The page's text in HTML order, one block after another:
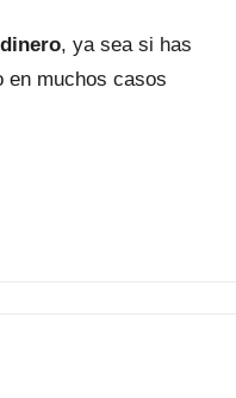
, ya sea si has
en muchos casos